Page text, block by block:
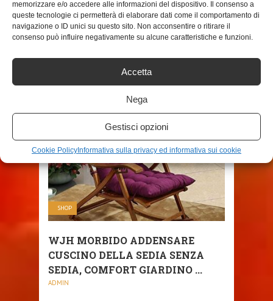
memorizzare e/o accedere alle informazioni del dispositivo. Il consenso a
queste tecnologie ci permetterà di elaborare dati come il comportamento di
navigazione o ID unici su questo sito. Non acconsentire o ritirare il
consenso può influire negativamente su alcune caratteristiche e funzioni.
Accetta
Nega
Gestisci opzioni
Cookie Policy Informativa sulla privacy ed informativa sui cookie
SHARE THIS POST
RELATED POSTS
SHOP
WJH MORBIDO ADDENSARE
CUSCINO DELLA SEDIA SENZA
SEDIA, COMFORT GIARDINO ...
ADMIN